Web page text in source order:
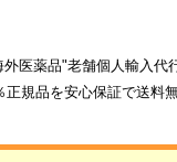
医薬品"老舗個人輸入
規品を安心保証で送料無